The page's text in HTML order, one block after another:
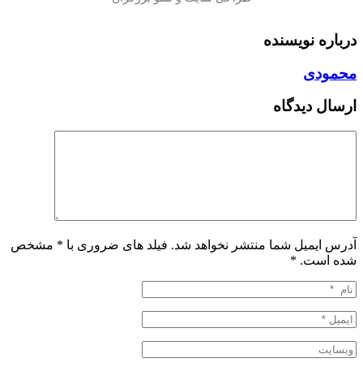
درباره نویسنده
محمودی
ارسال دیدگاه
آدرس ایمیل شما منتشر نخواهد شد. فیلد های ضروری با * مشخص
شده است. *